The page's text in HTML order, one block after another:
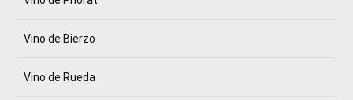
Vino de Bierzo
Vino de Rueda